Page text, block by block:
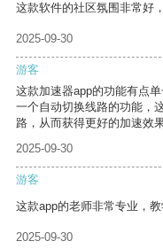
这款软件的社区氛围非常好
2025-09-30
游客
这款加速器app的功能有点
一个自动切换线路的功能，
路，从而获得更好的加速效果
2025-09-30
游客
这款app的老师非常专业，
2025-09-30